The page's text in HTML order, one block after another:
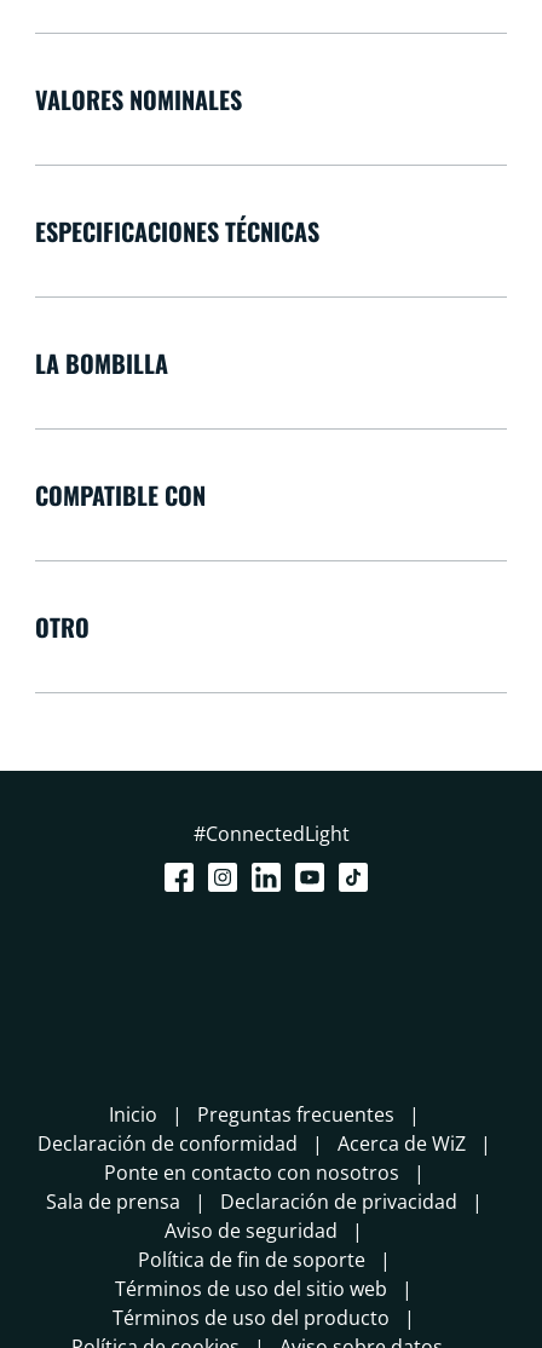
VALORES NOMINALES
ESPECIFICACIONES TÉCNICAS
LA BOMBILLA
COMPATIBLE CON
OTRO
#ConnectedLight
Inicio
Preguntas frecuentes
Declaración de conformidad
Acerca de WiZ
Ponte en contacto con nosotros
Sala de prensa
Declaración de privacidad
Aviso de seguridad
Política de fin de soporte
Términos de uso del sitio web
Términos de uso del producto